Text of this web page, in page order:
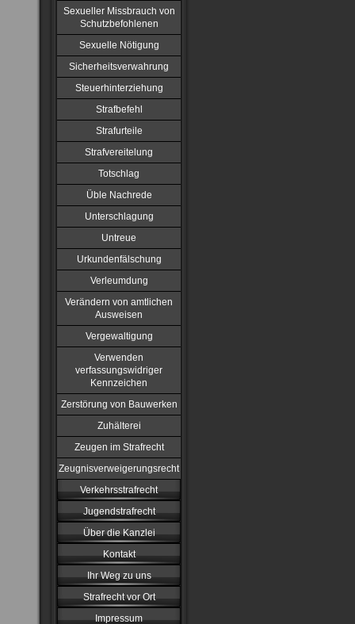
Sexueller Missbrauch von
Schutzbefohlenen
Sexuelle Nötigung
Sicherheitsverwahrung
Steuerhinterziehung
Strafbefehl
Strafurteile
Strafvereitelung
Totschlag
Üble Nachrede
Unterschlagung
Untreue
Urkundenfälschung
Verleumdung
Verändern von amtlichen
Ausweisen
Vergewaltigung
Verwenden
verfassungswidriger
Kennzeichen
Zerstörung von Bauwerken
Zuhälterei
Zeugen im Strafrecht
Zeugnisverweigerungsrecht
Verkehrsstrafrecht
Jugendstrafrecht
Über die Kanzlei
Kontakt
Ihr Weg zu uns
Strafrecht vor Ort
Impressum